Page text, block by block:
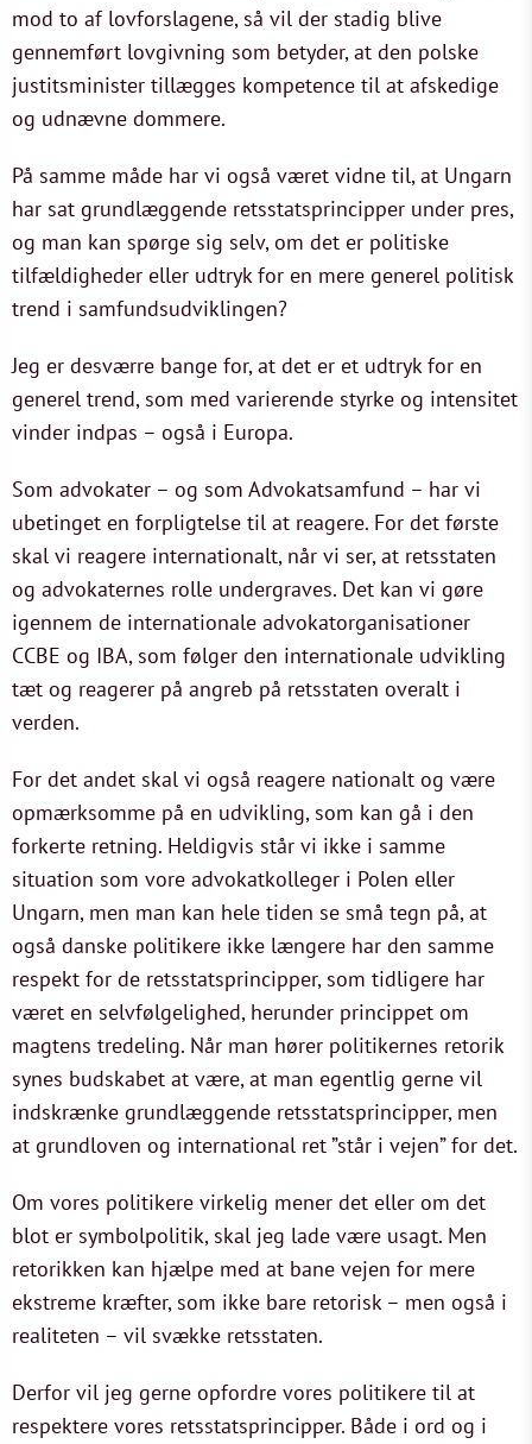
mod to af lovforslagene, så vil der stadig blive
gennemført lovgivning som betyder, at den polske
justitsminister tillægges kompetence til at afskedige
og udnævne dommere.
På samme måde har vi også været vidne til, at Ungarn
har sat grundlæggende retsstatsprincipper under pres,
og man kan spørge sig selv, om det er politiske
tilfældigheder eller udtryk for en mere generel politisk
trend i samfundsudviklingen?
Jeg er desværre bange for, at det er et udtryk for en
generel trend, som med varierende styrke og intensitet
vinder indpas – også i Europa.
Som advokater – og som Advokatsamfund – har vi
ubetinget en forpligtelse til at reagere. For det første
skal vi reagere internationalt, når vi ser, at retsstaten
og advokaternes rolle undergraves. Det kan vi gøre
igennem de internationale advokatorganisationer
CCBE og IBA, som følger den internationale udvikling
tæt og reagerer på angreb på retsstaten overalt i
verden.
For det andet skal vi også reagere nationalt og være
opmærksomme på en udvikling, som kan gå i den
forkerte retning. Heldigvis står vi ikke i samme
situation som vore advokatkolleger i Polen eller
Ungarn, men man kan hele tiden se små tegn på, at
også danske politikere ikke længere har den samme
respekt for de retsstatsprincipper, som tidligere har
været en selvfølgelighed, herunder princippet om
magtens tredeling. Når man hører politikernes retorik
synes budskabet at være, at man egentlig gerne vil
indskrænke grundlæggende retsstatsprincipper, men
at grundloven og international ret ”står i vejen” for det.
Om vores politikere virkelig mener det eller om det
blot er symbolpolitik, skal jeg lade være usagt. Men
retorikken kan hjælpe med at bane vejen for mere
ekstreme kræfter, som ikke bare retorisk – men også i
realiteten – vil svække retsstaten.
Derfor vil jeg gerne opfordre vores politikere til at
respektere vores retsstatsprincipper. Både i ord og i